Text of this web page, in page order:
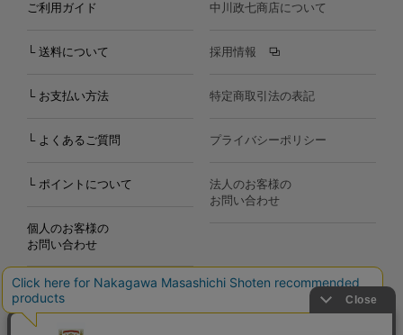
ご利用ガイド
└ 送料について
└ お支払い方法
└ よくあるご質問
└ ポイントについて
個人のお客様の
お問い合わせ
中川政七商店について
採用情報
特定商取引法の表記
プライバシーポリシー
法人のお客様の
お問い合わせ